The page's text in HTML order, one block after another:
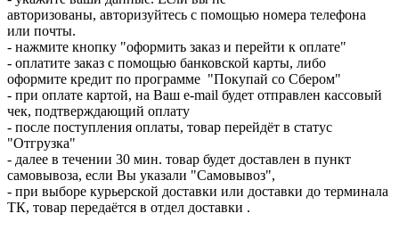
авторизованы, авторизуйтесь с помощью номера телефона
или почты.
- нажмите кнопку "оформить заказ и перейти к оплате"
- оплатите заказ с помощью банковской карты, либо
оформите кредит по программе "Покупай со Сбером"
- при оплате картой, на Ваш e-mail будет отправлен кассовый
чек, подтверждающий оплату
- после поступления оплаты, товар перейдёт в статус
"Отгрузка"
- далее в течении 30 мин. товар будет доставлен в пункт
самовывоза, если Вы указали "Самовывоз",
- при выборе курьерской доставки или доставки до терминала
ТК, товар передаётся в отдел доставки .